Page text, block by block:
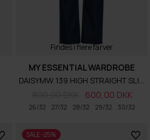
Findes i flere farver
26/32 27/32 28/32 29/32 30/32
MY ESSENTIAL WARDROBE
600,00 DKK
SALE -25%